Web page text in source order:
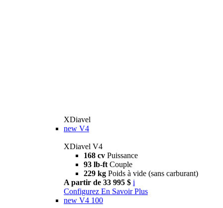
XDiavel
new V4
XDiavel V4
168 cv Puissance
93 lb-ft Couple
229 kg Poids à vide (sans carburant)
A partir de 33 995 $ i
Configurez En Savoir Plus
new V4 100